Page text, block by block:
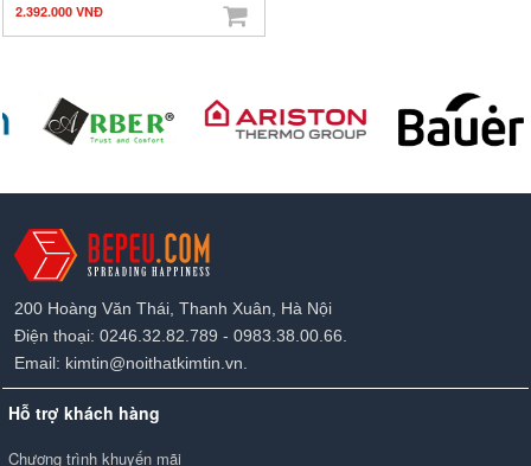
2.392.000 VNĐ
200 Hoàng Văn Thái, Thanh Xuân, Hà Nội
Điện thoại: 0246.32.82.789 - 0983.38.00.66.
Email: kimtin@noithatkimtin.vn.
Hỗ trợ khách hàng
Chương trình khuyến mãi